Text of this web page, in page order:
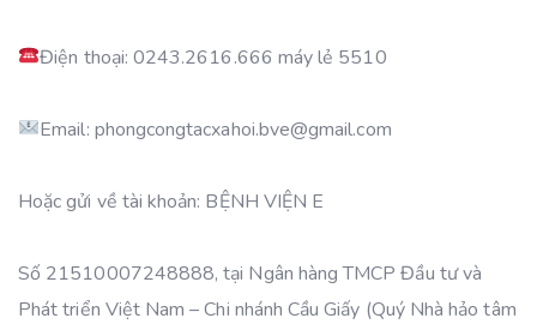
Điện thoại: 0243.2616.666 máy lẻ 5510
Email: phongcongtacxahoi.bve@gmail.com
Hoặc gửi về tài khoản: BỆNH VIỆN E
Số 21510007248888, tại Ngân hàng TMCP Đầu tư và
Phát triển Việt Nam – Chi nhánh Cầu Giấy (Quý Nhà hảo tâm